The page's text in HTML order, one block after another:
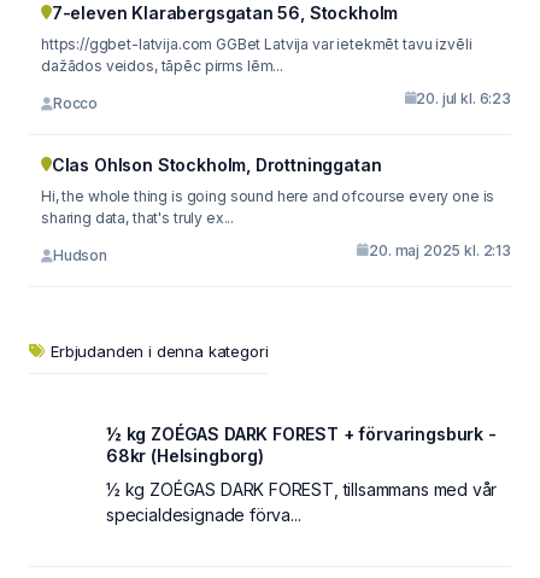
7-eleven Klarabergsgatan 56, Stockholm
https://ggbet-latvija.com GGBet Latvija var ietekmēt tavu izvēli
dažādos veidos, tāpēc pirms lēm...
Rocco 20. jul kl. 6:23
Clas Ohlson Stockholm, Drottninggatan
Hi, the whole thing is going sound here and ofcourse every one is
sharing data, that's truly ex...
Hudson 20. maj 2025 kl. 2:13
Erbjudanden i denna kategori
½ kg ZOÉGAS DARK FOREST + förvaringsburk -
68kr (Helsingborg)
½ kg ZOÉGAS DARK FOREST, tillsammans med vår
specialdesignade förva...